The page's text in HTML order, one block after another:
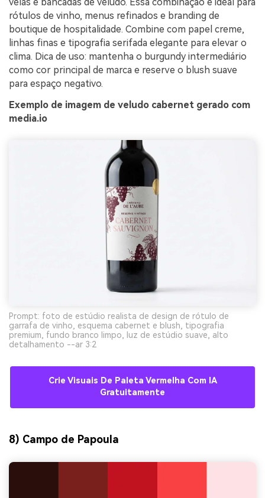
rótulos de vinho, menus refinados e branding de
boutique de hospitalidade. Combine com papel creme,
linhas finas e tipografia serifada elegante para elevar o
clima. Dica de uso: mantenha o burgundy intermediário
como cor principal de marca e reserve o blush suave
para espaço negativo.
Exemplo de imagem de veludo cabernet gerado com
media.io
Prompt: foto de estúdio realista de design de rótulo de
garrafa de vinho, esquema cabernet e blush, tipografia
premium, fundo branco limpo, luz de estúdio suave, alto
detalhamento --ar 3:2
Crie Visuais De Paleta Vermelha Com IA
Gratuitamente
8) Campo de Papoula